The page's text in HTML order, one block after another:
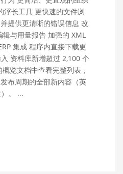
浮长工具 更快速的文件浏
提供更清晰的错误信息 改
与用量报告 加强的 XML
集成 程序内直接下载更
资料库新增超过 2,100 个
览文档中查看完整列表，
布周期的全部新内容（英
。 ...